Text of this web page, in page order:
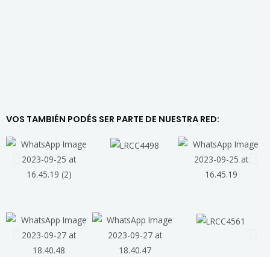
VOS TAMBIÉN PODÉS SER PARTE DE NUESTRA RED: